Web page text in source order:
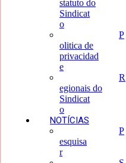
statuto do
Sindicat
o
P
olitica de
privacidad
e
R
egionais do
Sindicat
o
NOTÍCIAS
P
esquisa
r